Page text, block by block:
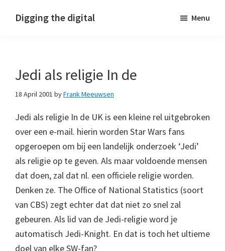
Digging the digital Menu
Jedi als religie In de
18 April 2001 byFrank Meeuwsen
Jedi als religie In de UK is een kleine rel uitgebroken
over een e-mail. hierin worden Star Wars fans
opgeroepen om bij een landelijk onderzoek ‘Jedi’
als religie op te geven. Als maar voldoende mensen
dat doen, zal dat nl. een officiele religie worden.
Denken ze. The Office of National Statistics (soort
van CBS) zegt echter dat dat niet zo snel zal
gebeuren. Als lid van de Jedi-religie word je
automatisch Jedi-Knight. En dat is toch het ultieme
doel van elke SW-fan?